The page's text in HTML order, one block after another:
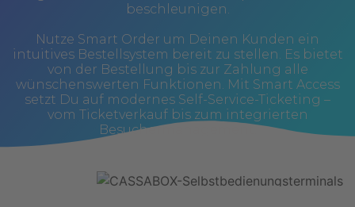
beschleunigen.
Nutze Smart Order um Deinen Kunden ein
intuitives Bestellsystem bereit zu stellen. Es bietet
von der Bestellung bis zur Zahlung alle
wünschenswerten Funktionen. Mit Smart Access
setzt Du auf modernes Self-Service-Ticketing –
vom Ticketverkauf bis zum integrierten
Besuchermanagement.